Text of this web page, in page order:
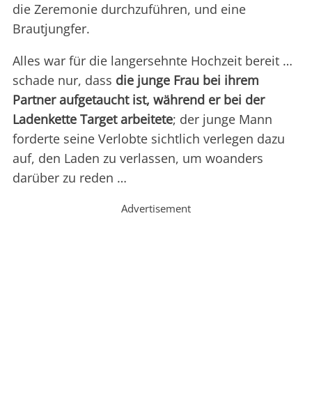
die Zeremonie durchzuführen, und eine
Brautjungfer.
Alles war für die langersehnte Hochzeit bereit …
schade nur, dass die junge Frau bei ihrem
Partner aufgetaucht ist, während er bei der
Ladenkette Target arbeitete; der junge Mann
forderte seine Verlobte sichtlich verlegen dazu
auf, den Laden zu verlassen, um woanders
darüber zu reden …
Advertisement